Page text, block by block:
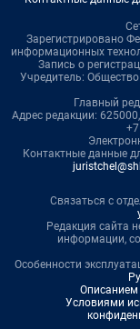
Зарегистрировано
информационных
Запись о
Учредитель:
Главный
Адрес редакции:
Контактные данные
Связаться с
Редакция сайта
информации,
Особенности
Описанием
Условиями